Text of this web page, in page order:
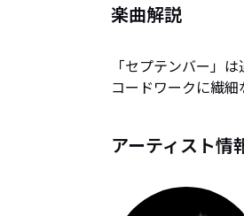
楽曲解説
「セプテンバー」
コードワークに繊
アーティスト情